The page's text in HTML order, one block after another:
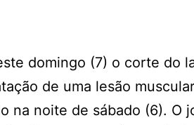
domingo (7) o corte do
de uma lesão
na noite de sábado (6). O